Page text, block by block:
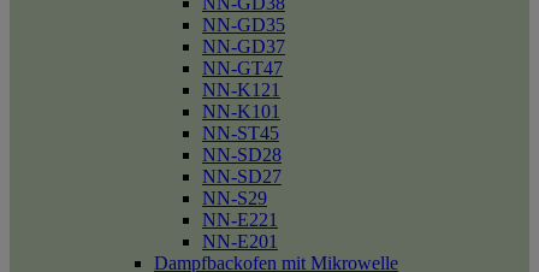
NN-GD35
NN-GD37
NN-GT47
NN-K121
NN-K101
NN-ST45
NN-SD28
NN-SD27
NN-S29
NN-E221
NN-E201
Dampfbackofen mit Mikrowelle